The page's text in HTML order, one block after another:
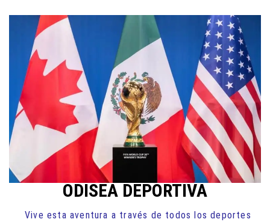
contenido
ODISEA DEPORTIVA
Vive esta aventura a través de todos los deportes